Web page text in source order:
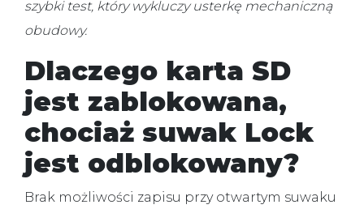
szybki test, który wykluczy usterkę mechaniczną
obudowy.
Dlaczego karta SD
jest zablokowana,
chociaż suwak Lock
jest odblokowany?
Brak możliwości zapisu przy otwartym suwaku